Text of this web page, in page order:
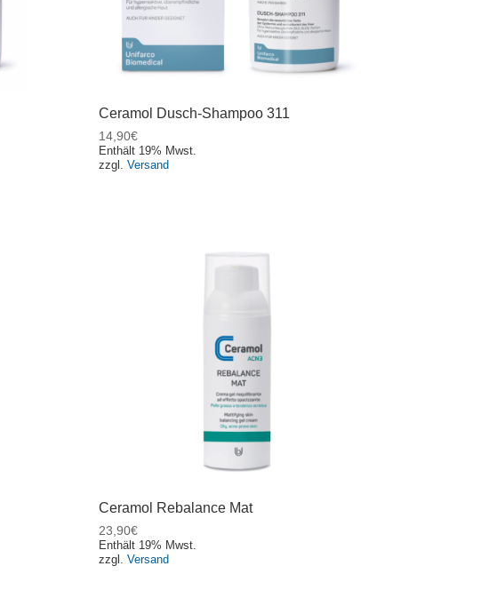
Ceramol Dusch-Shampoo 311
14,90€
Enthält 19% Mwst.
zzgl. Versand
Ceramol Rebalance Mat
23,90€
Enthält 19% Mwst.
zzgl. Versand